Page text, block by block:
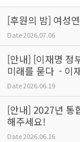
[후원의 밤] 여성
Date2026.07.06
[안내] [이재명 정
미래를 묻다 - 이
Date2026.06.19
[안내] 2027년 통
해주세요!
Date2026.06.16